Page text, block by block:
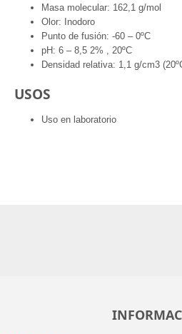
Masa molecular: 162,1 g/mol
Olor: Inodoro
Punto de fusión: -60 – 0ºC
pH: 6 – 8,5 2% , 20ºC
Densidad relativa: 1,1 g/cm3
USOS
Uso en laboratorio